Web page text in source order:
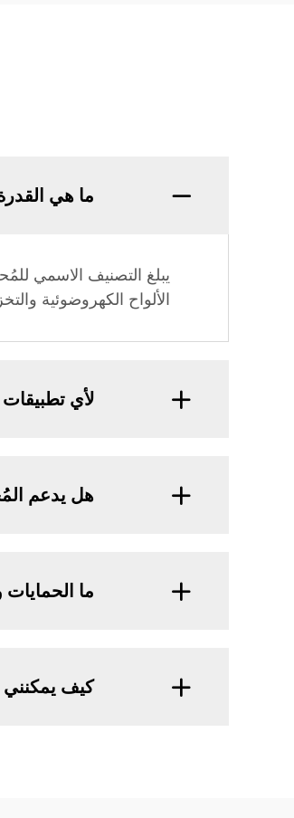
ما هي القدرة
الألواح الكهروضوئية
لأي تطبيقات
هل يدعم
ما
كيف يمكنني